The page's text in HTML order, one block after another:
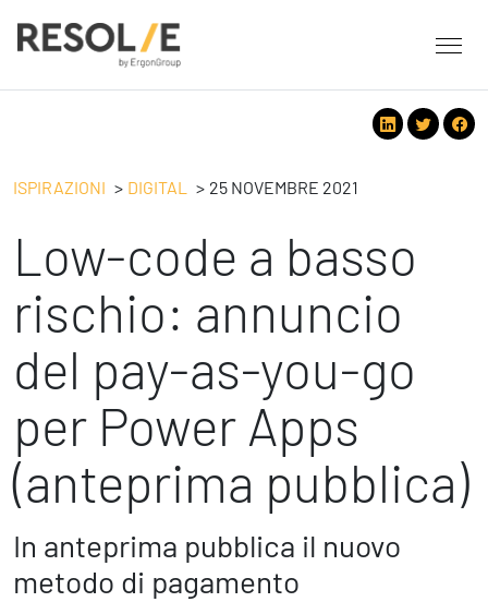
Servizi
People
Strategy
Future
Digital
Operation
Safety
Tecnologie
Eventi
Ispirazioni
Formazione
Contatti
People
Leadership
Benessere Organizzativo & Sostenibile
Performance Management
Strategy
Change Management
Business Process Improvement
People & Process
Marketing Strategico
Finanza Strategica
231 Gestione Rischi
ISPIRAZIONI DIGITAL 25 NOVEMBRE 2021
Low-code a basso
rischio: annuncio
del pay-as-you-go
per Power Apps
(anteprima pubblica)
In anteprima pubblica il nuovo
metodo di pagamento